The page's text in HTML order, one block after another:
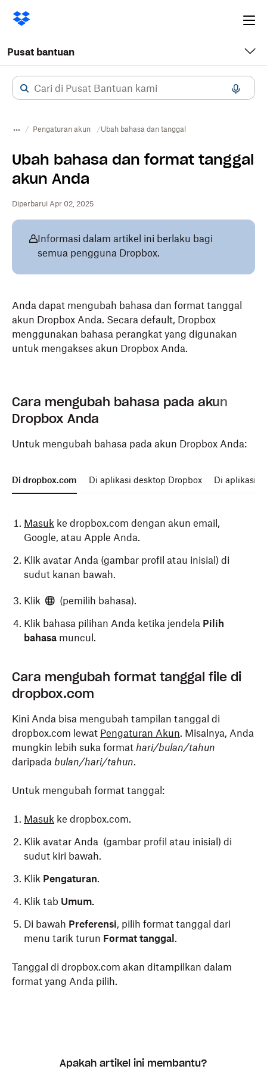
Pusat bantuan
Pengaturan akun Ubah bahasa dan tanggal
Ubah bahasa dan format tanggal
akun Anda
Diperbarui Apr 02, 2025
Informasi dalam artikel ini berlaku bagi
semua pengguna Dropbox.
Anda dapat mengubah bahasa dan format tanggal
akun Dropbox Anda. Secara default, Dropbox
menggunakan bahasa perangkat yang digunakan
untuk mengakses akun Dropbox Anda.
Cara mengubah bahasa pada akun
Dropbox Anda
Untuk mengubah bahasa pada akun Dropbox Anda:
Di dropbox.com Di aplikasi desktop Dropbox Di aplikasi
Masuk ke dropbox.com dengan akun email,
Google, atau Apple Anda.
Klik avatar Anda (gambar profil atau inisial) di
sudut kanan bawah.
Klik
(pemilih bahasa).
Klik bahasa pilihan Anda ketika jendela Pilih
bahasa muncul.
Klik tabUmum.
Pilih bahasa pilihan Anda dari menu tarik
turunBahasa.
dengan bahasa yang Anda gunakan di sistem operasi
Anda.
Buka pengaturan perangkat Anda dan ubah
bahasa sistem ke bahasa yang diinginkan.
Ketahui cara mengubah bahasa Anda di
Ketahui cara mengubah bahasa Anda di
perangkat iOS.
Mulai ulang perangkat mobile Anda.
semestinya adalah bahasa pilihan Anda.
Cara mengubah format tanggal file di
dropbox.com
Kini Anda bisa mengubah tampilan tanggal di
dropbox.com lewat Pengaturan Akun. Misalnya, Anda
mungkin lebih suka format hari/bulan/tahun
daripada bulan/hari/tahun.
Untuk mengubah format tanggal:
Masuk ke dropbox.com.
Klik avatar Anda (gambar profil atau inisial) di
sudut kiri bawah.
Klik Pengaturan.
Klik tab Umum.
Di bawah Preferensi, pilih format tanggal dari
menu tarik turun Format tanggal .
Tanggal di dropbox.com akan ditampilkan dalam
format yang Anda pilih.
Apakah artikel ini membantu?